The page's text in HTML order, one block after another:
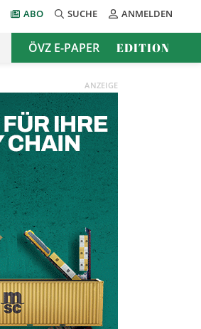
ABO SUCHE ANMELDEN
ÖVZ E-PAPER EDITION
ANZEIGE